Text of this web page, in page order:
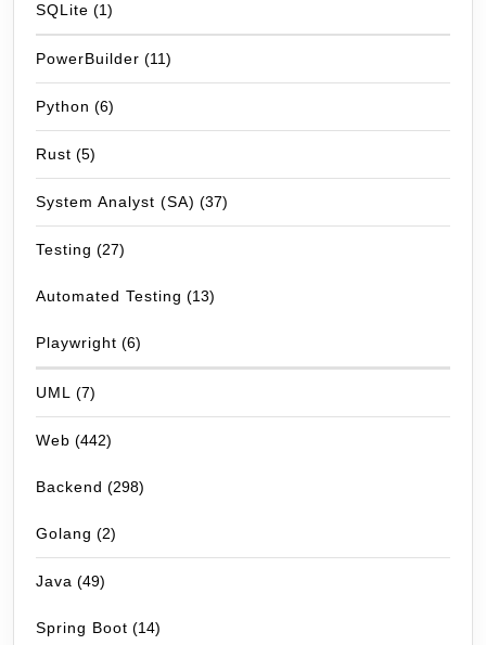
SQLite (1)
PowerBuilder (11)
Python (6)
Rust (5)
System Analyst (SA) (37)
Testing (27)
Automated Testing (13)
Playwright (6)
UML (7)
Web (442)
Backend (298)
Golang (2)
Java (49)
Spring Boot (14)